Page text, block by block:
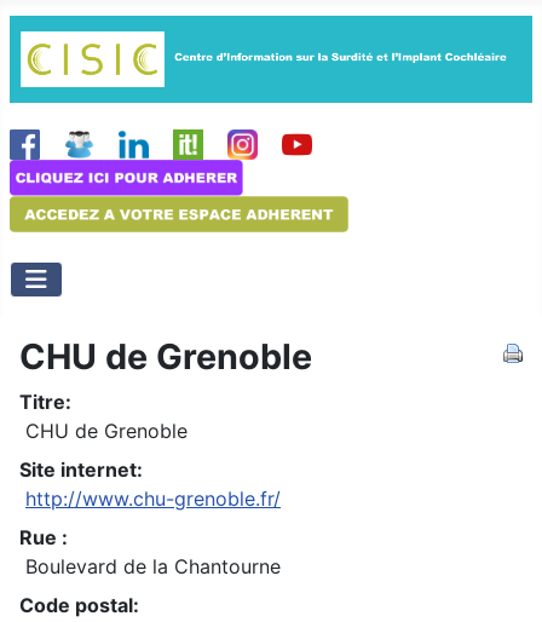
CHU de Grenoble
Titre:
CHU de Grenoble
Site internet:
http://www.chu-grenoble.fr/
Rue :
Boulevard de la Chantourne
Code postal: